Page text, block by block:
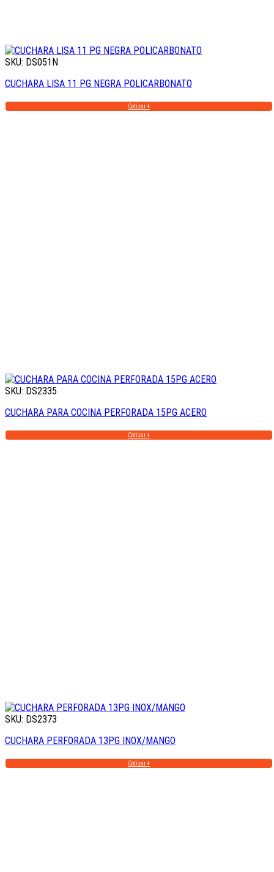
SKU: DS051N
CUCHARA LISA 11 PG NEGRA POLICARBONATO
Cotizar +
SKU: DS2335
CUCHARA PARA COCINA PERFORADA 15PG ACERO
Cotizar +
SKU: DS2373
CUCHARA PERFORADA 13PG INOX/MANGO
Cotizar +